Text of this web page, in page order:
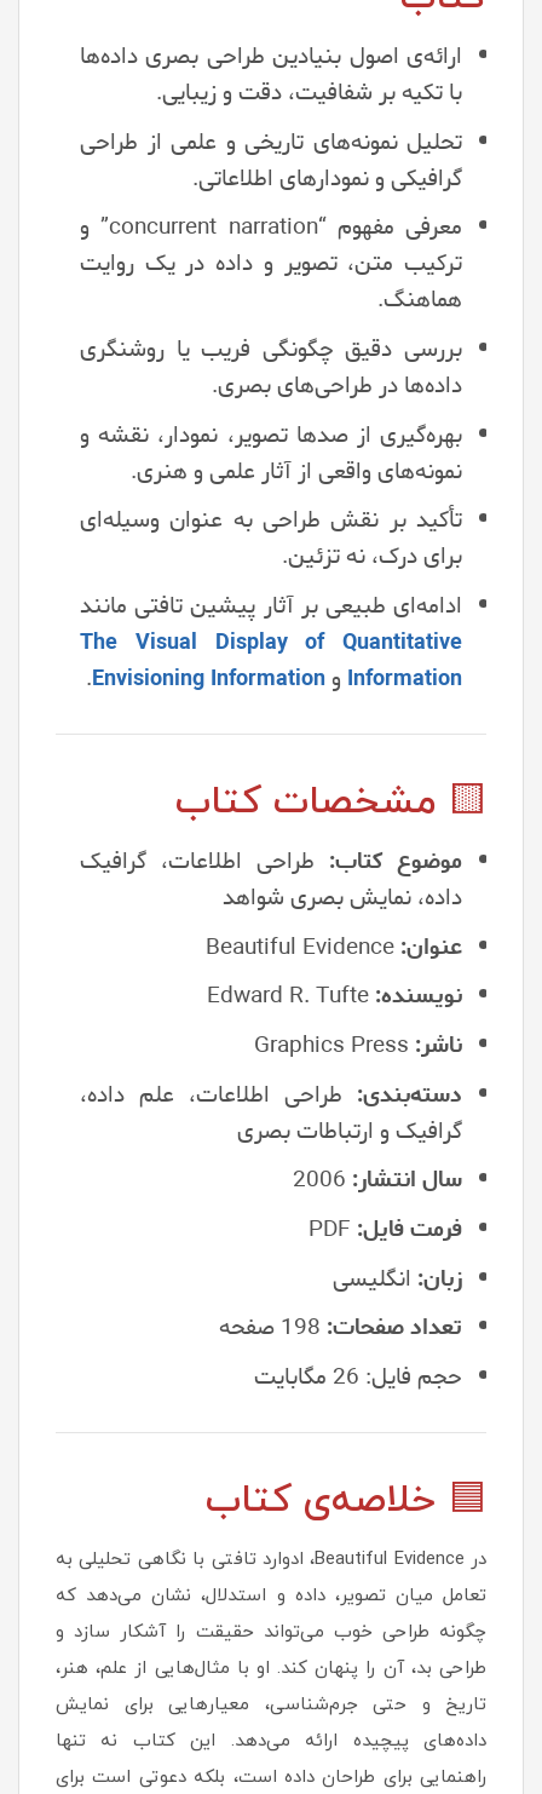
ارائه‌ی اصول بنیادین طراحی بصری داده‌ها
با تکیه بر شفافیت، دقت و زیبایی.
تحلیل نمونه‌های تاریخی و علمی از طراحی
گرافیکی و نمودارهای اطلاعاتی.
معرفی مفهوم “concurrent narration” و
ترکیب متن، تصویر و داده در یک روایت
هماهنگ.
بررسی دقیق چگونگی فریب یا روشنگری
داده‌ها در طراحی‌های بصری.
بهره‌گیری از صدها تصویر، نمودار، نقشه و
نمونه‌های واقعی از آثار علمی و هنری.
تأکید بر نقش طراحی به عنوان وسیله‌ای
برای درک، نه تزئین.
ادامه‌ای طبیعی بر آثار پیشین تافتی مانند
The Visual Display of Quantitative
Information و Envisioning Information
.
🟨 مشخصات کتاب
موضوع کتاب: طراحی اطلاعات، گرافیک
داده، نمایش بصری شواهد
عنوان:
نویسنده:
ناشر:
دسته‌بندی: طراحی اطلاعات، علم داده،
گرافیک و ارتباطات بصری
سال انتشار:
فرمت فایل:
زبان: انگلیسی
تعداد صفحات:
حجم فایل: 26 مگابایت
🟦 خلاصه‌ی کتاب
در Beautiful Evidence، ادوارد تافتی با نگاهی تحلیلی به
تعامل میان تصویر، داده و استدلال، نشان می‌دهد که
چگونه طراحی خوب می‌تواند حقیقت را آشکار سازد و
طراحی بد، آن را پنهان کند. او با مثال‌هایی از علم، هنر،
تاریخ و حتی جرم‌شناسی، معیارهایی برای نمایش
داده‌های پیچیده ارائه می‌دهد. این کتاب نه تنها
راهنمایی برای طراحان داده است، بلکه دعوتی است برای